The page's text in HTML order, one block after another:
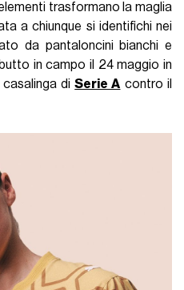
trasformano la maglia
a chiunque si identifichi nei
da pantaloncini bianchi e
in campo il 24 maggio in
casalinga diSerie A contro il